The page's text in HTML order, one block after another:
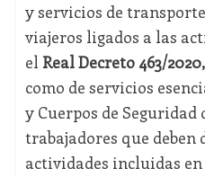
y servicios de
viajeros ligados a las
el Real Decreto 463/
como de servicios
y Cuerpos de Seguridad
trabajadores que
actividades incluidas en